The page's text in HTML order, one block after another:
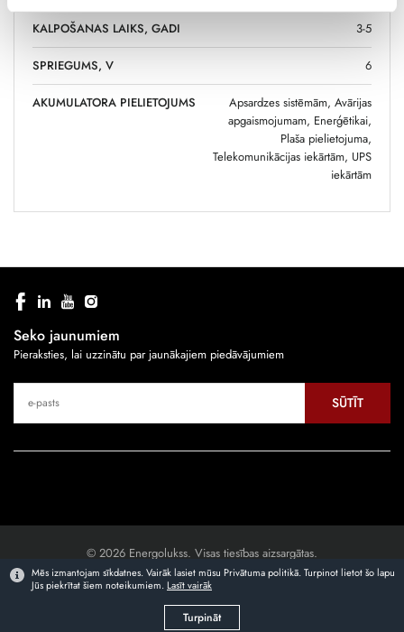
Mēs izmantojam sīkdatnes. Vairāk lasiet mūsu Privātuma politikā. Turpinot lietot šo lapu
Jūs piekrītat šiem noteikumiem.Lasīt vairāk
Turpināt
KALPOŠANAS LAIKS, GADI 3-5
SPRIEGUMS, V 6
AKUMULATORA PIELIETOJUMS
Apsardzes sistēmām, Avārijas
apgaismojumam, Enerģētikai,
Plaša pielietojuma,
Telekomunikācijas iekārtām, UPS
iekārtām
Seko jaunumiem
Pieraksties, lai uzzinātu par jaunākajiem piedāvājumiem
SŪTĪT
© 2026 Energolukss. Visas tiesības aizsargātas.
Mājaslapas izstrāde